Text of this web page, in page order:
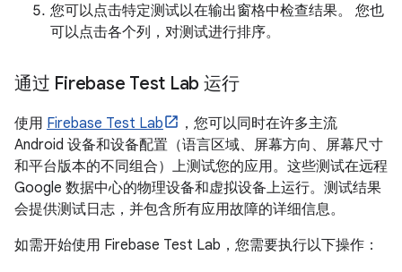
您可以点击特定测试以在输出窗格中检查结果。 您也
可以点击各个列，对测试进行排序。
通过 Firebase Test Lab 运行
使用 Firebase Test Lab
，您可以同时在许多主流
Android 设备和设备配置（语言区域、屏幕方向、屏幕尺寸
和平台版本的不同组合）上测试您的应用。这些测试在远程
Google 数据中心的物理设备和虚拟设备上运行。测试结果
会提供测试日志，并包含所有应用故障的详细信息。
如需开始使用 Firebase Test Lab，您需要执行以下操作：